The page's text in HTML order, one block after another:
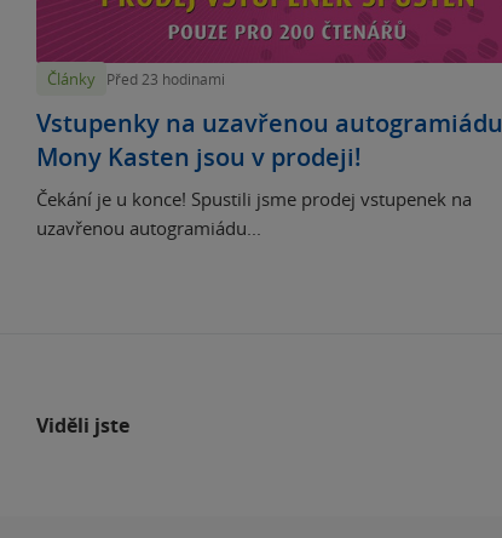
Články Před 23 hodinami
Vstupenky na uzavřenou autogramiádu
Mony Kasten jsou v prodeji!
Čekání je u konce! Spustili jsme prodej vstupenek na
uzavřenou autogramiádu...
Viděli jste